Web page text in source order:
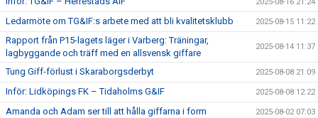
Ledarmöte om TG&IF:s arbete med att bli kvalitetsklubb 2025-08-15 11:22
Rapport från P15-lagets läger i Varberg: Träningar,
lagbyggande och träff med en allsvensk giffare
2025-08-14 11:37
Tung Giff-förlust i Skaraborgsderbyt 2025-08-08 21:09
Inför: Lidköpings FK – Tidaholms G&IF 2025-08-08 12:22
Amanda och Adam ser till att hålla giffarna i form 2025-08-02 07:03